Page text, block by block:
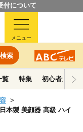
付について
検索
メニュー
覧 特集 初心者ガイド
本製 美顔器 高級 ハイ